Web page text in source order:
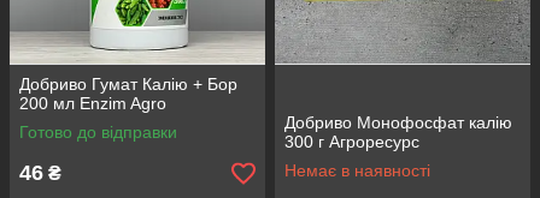
Добриво Гумат Калію + Бор
200 мл Enzim Agro
Готово до відправки
46 ₴
Добриво Монофосфат калію
300 г Агроресурс
Немає в наявності